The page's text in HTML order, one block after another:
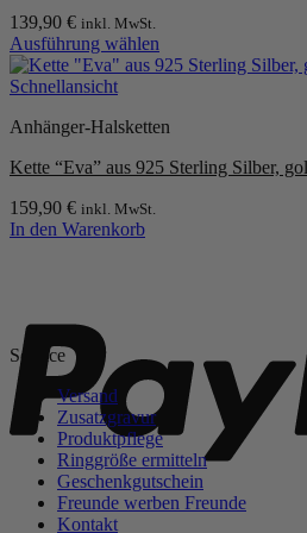
139,90 € inkl. MwSt.
Ausführung wählen
Dieses
Produkt
mehrere
auf.
Optionen
können
gewählt
werden
Schnellansicht
Anhänger-Halsketten
Kette “Eva” aus 925 Sterling Silber,
159,90 € inkl. MwSt.
In den Warenkorb
Service
Versand
Zusatzgravur
Produktpflege
Ringgröße ermitteln
Geschenkgutschein
Freunde werben Freunde
Kontakt